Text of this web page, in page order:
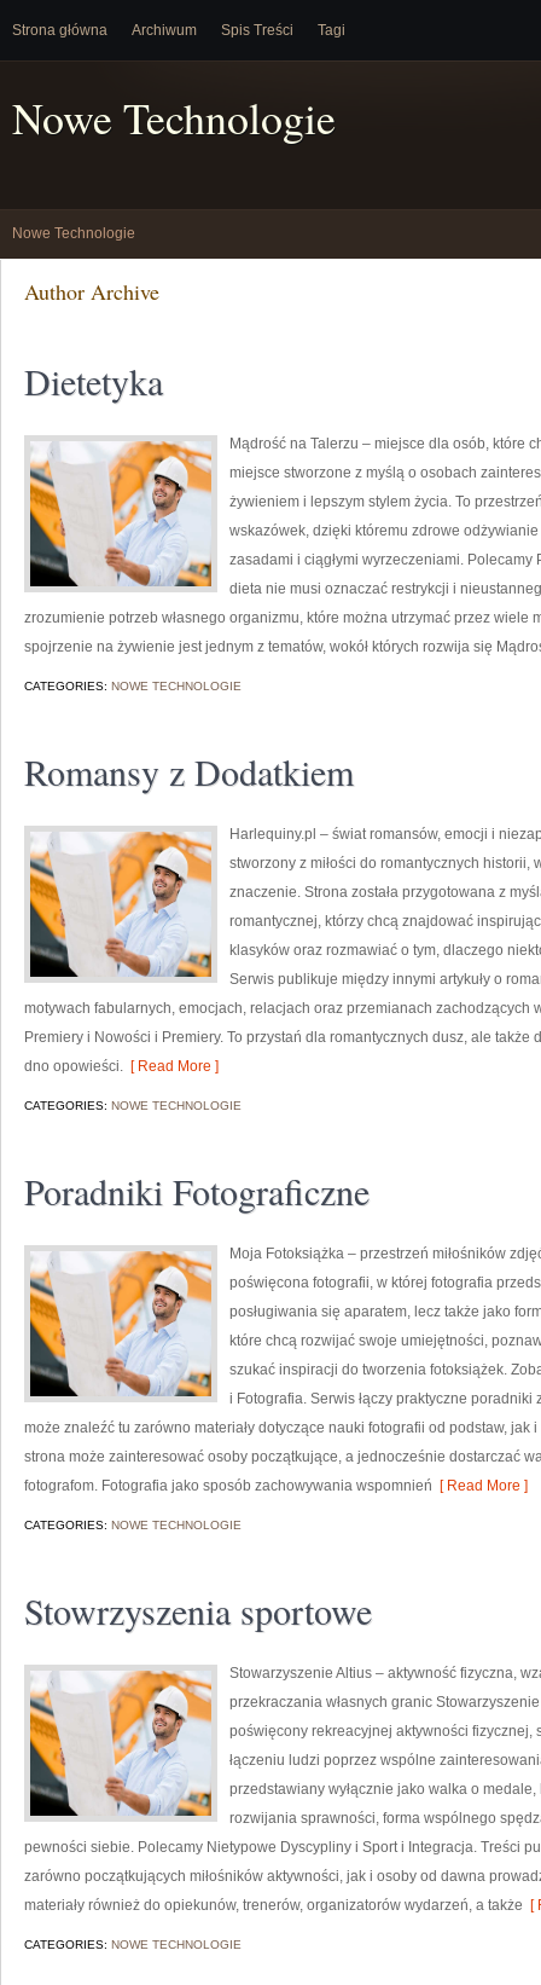
Strona główna Archiwum Spis Treści Tagi
Nowe Technologie
Nowe Technologie
Author Archive
Dietetyka
Mądrość na Talerzu – miejsce dla osób, które
miejsce stworzone z myślą o osobach
żywieniem i lepszym stylem życia. To
wskazówek, dzięki któremu zdrowe
zasadami i ciągłymi wyrzeczeniami.
dieta nie musi oznaczać restrykcji i
zrozumienie potrzeb własnego organizmu, które można utrzymać przez wiele
spojrzenie na żywienie jest jednym z tematów, wokół których rozwija się
CATEGORIES: NOWE TECHNOLOGIE
Romansy z Dodatkiem
Harlequiny.pl – świat romansów, emocji i
stworzony z miłości do romantycznych historii,
znaczenie. Strona została przygotowana z
romantycznej, którzy chcą znajdować
klasyków oraz rozmawiać o tym, dlaczego
Serwis publikuje między innymi artykuły o
motywach fabularnych, emocjach, relacjach oraz przemianach zachodzących
Premiery i Nowości i Premiery. To przystań dla romantycznych dusz, ale
dno opowieści. [ Read More ]
CATEGORIES: NOWE TECHNOLOGIE
Poradniki Fotograficzne
Moja Fotoksiążka – przestrzeń miłośników
poświęcona fotografii, w której fotografia
posługiwania się aparatem, lecz także jako
które chcą rozwijać swoje umiejętności,
szukać inspiracji do tworzenia fotoksiążek.
i Fotografia. Serwis łączy praktyczne
może znaleźć tu zarówno materiały dotyczące nauki fotografii od podstaw,
strona może zainteresować osoby początkujące, a jednocześnie dostarczać
fotografom. Fotografia jako sposób zachowywania wspomnień [ Read More ]
CATEGORIES: NOWE TECHNOLOGIE
Stowrzyszenia sportowe
Stowarzyszenie Altius – aktywność fizyczna,
przekraczania własnych granic
poświęcony rekreacyjnej aktywności fizycznej,
łączeniu ludzi poprzez wspólne
przedstawiany wyłącznie jako walka o
rozwijania sprawności, forma wspólnego
pewności siebie. Polecamy Nietypowe Dyscypliny i Sport i Integracja. Treści
zarówno początkujących miłośników aktywności, jak i osoby od dawna
materiały również do opiekunów, trenerów, organizatorów wydarzeń, a także [
CATEGORIES: NOWE TECHNOLOGIE